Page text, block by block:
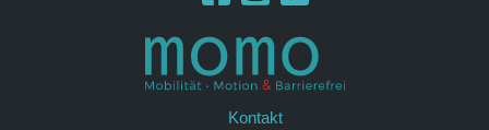
Kontakt